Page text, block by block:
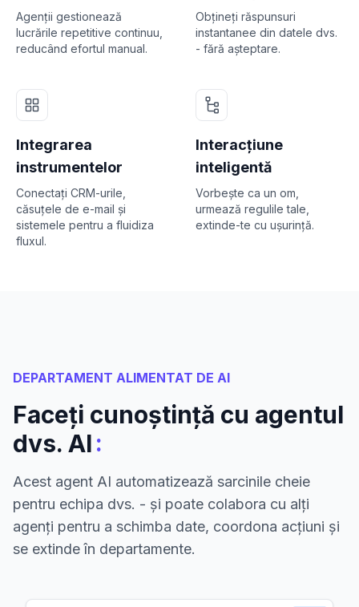
Agenții gestionează
lucrările repetitive continuu,
reducând efortul manual.
Obțineți răspunsuri
instantanee din datele dvs.
- fără așteptare.
Integrarea
instrumentelor
Conectați CRM-urile,
căsuțele de e-mail și
sistemele pentru a fluidiza
fluxul.
Interacțiune
inteligentă
Vorbește ca un om,
urmează regulile tale,
extinde-te cu ușurință.
DEPARTAMENT ALIMENTAT DE AI
Faceți cunoștință cu agentul
dvs. AI:
Acest agent AI automatizează sarcinile cheie
pentru echipa dvs. - și poate colabora cu alți
agenți pentru a schimba date, coordona acțiuni și
se extinde în departamente.